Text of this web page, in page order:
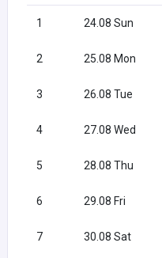
1 24.08 Sun
2 25.08 Mon
3 26.08 Tue
4 27.08 Wed
5 28.08 Thu
6 29.08 Fri
7 30.08 Sat